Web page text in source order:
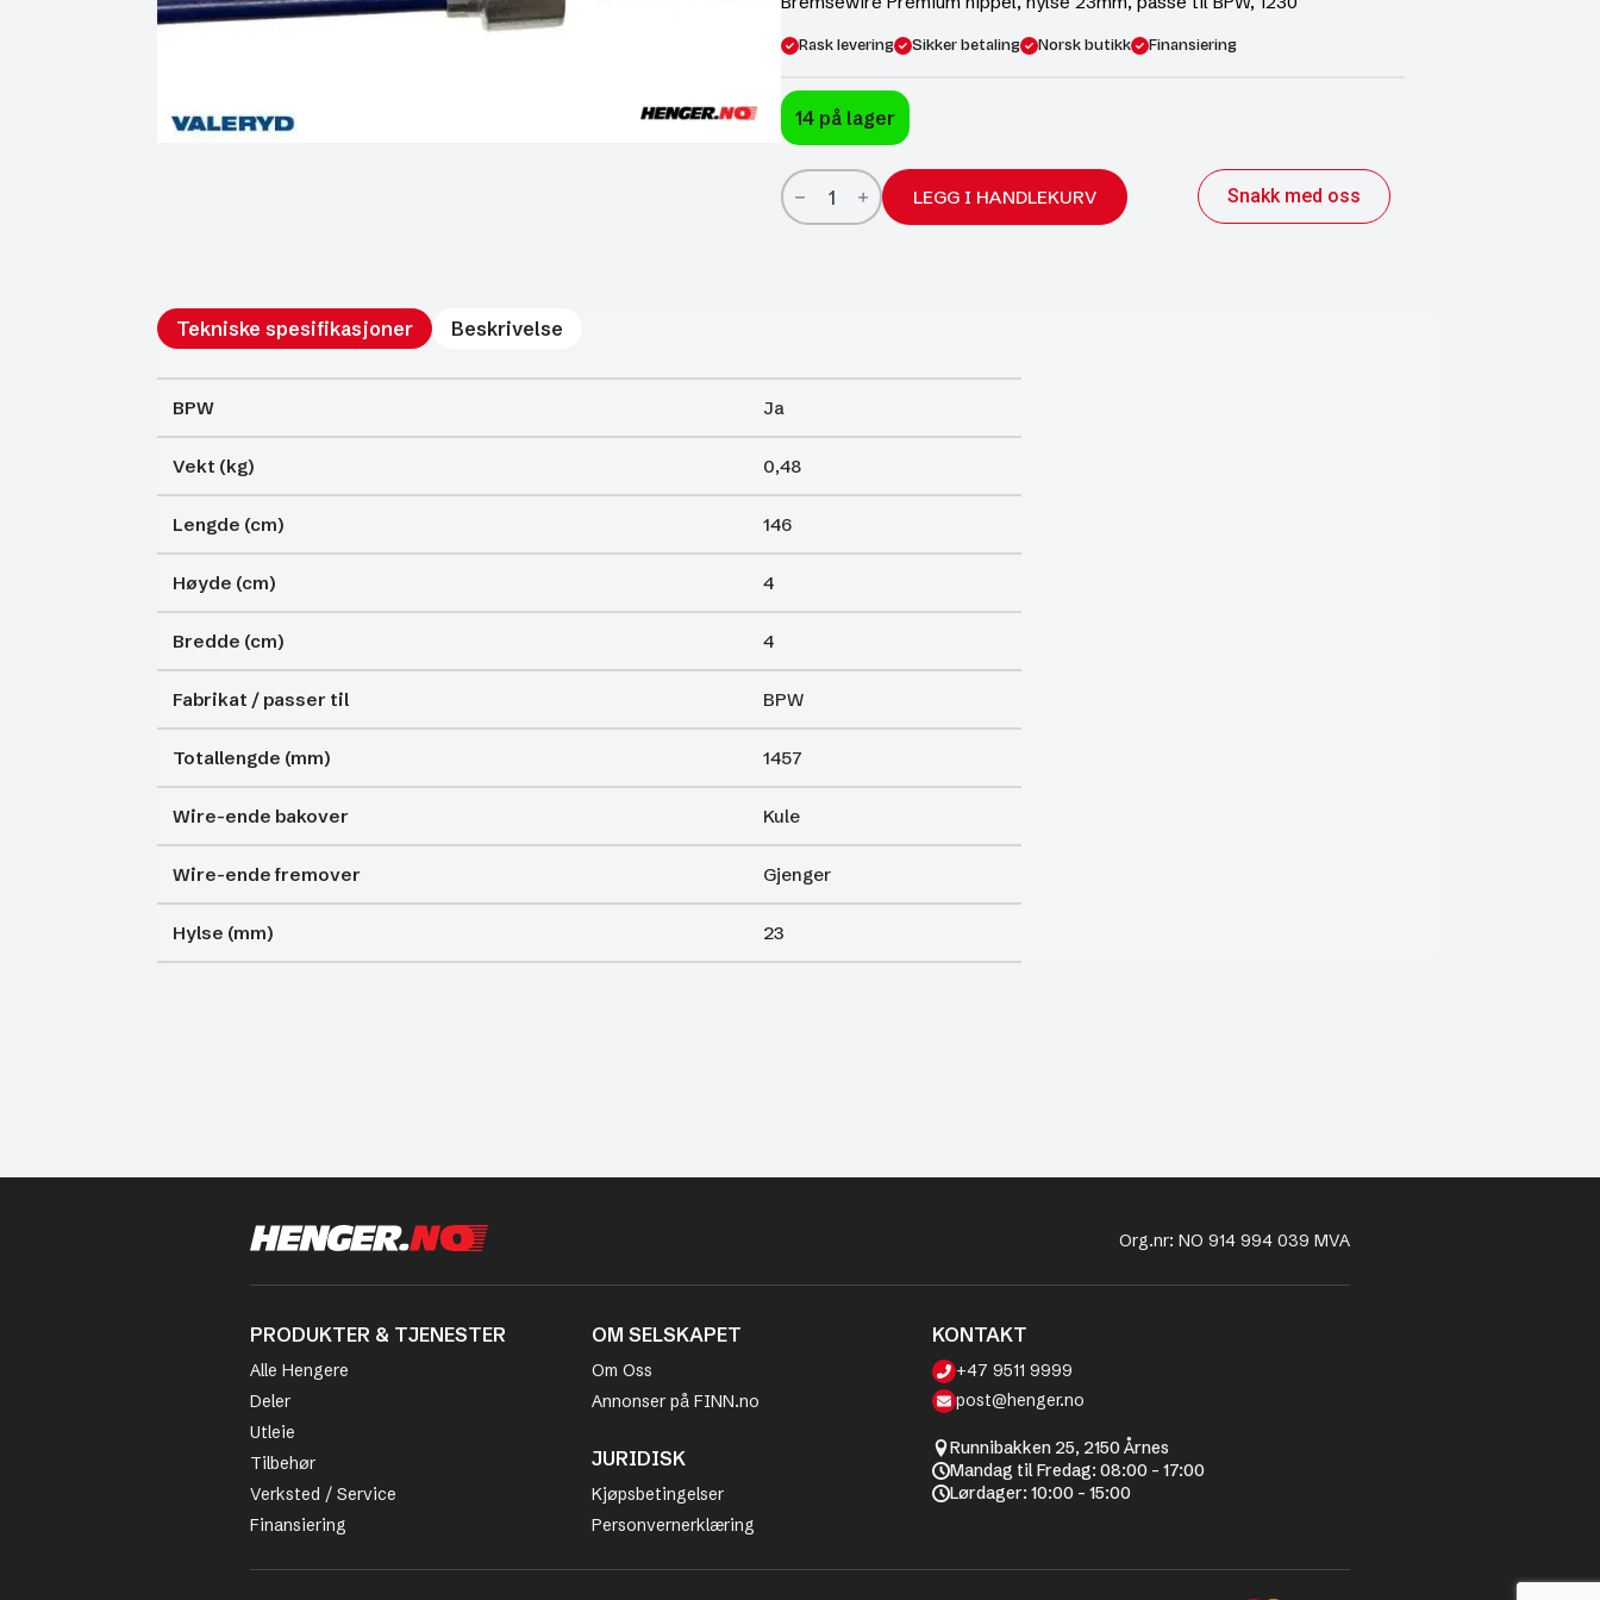
Rask levering Sikker betaling Norsk butikk Finansiering
14 på lager
Bremsewire
Premium
nippel,
LEGG I HANDLEKURV Snakk med oss
Tekniske spesifikasjoner Beskrivelse
BPW Ja
Vekt (kg) 0,48
Lengde (cm) 146
Høyde (cm) 4
Bredde (cm) 4
Fabrikat / passer til BPW
Totallengde (mm) 1457
Wire-ende bakover Kule
Wire-ende fremover Gjenger
Hylse (mm) 23
Org.nr: NO 914 994 039 MVA
PRODUKTER & TJENESTER
Alle Hengere
Deler
Utleie
Tilbehør
Verksted / Service
Finansiering
OM SELSKAPET
Om Oss
Annonser på FINN.no
JURIDISK
Kjøpsbetingelser
Personvernerklæring
KONTAKT
+47 9511 9999
post@henger.no
Runnibakken 25, 2150 Årnes
Mandag til Fredag: 08:00 - 17:00
Lørdager: 10:00 - 15:00